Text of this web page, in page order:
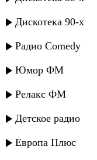
Дискотека 90-х
Радио Comedy
Юмор ФМ
Релакс ФМ
Детское радио
Европа Плюс
Санижат
Санижат
Санижат
Санижат